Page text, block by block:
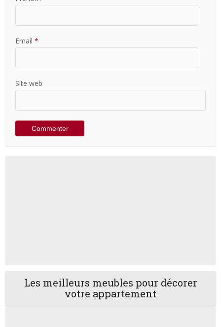
Email *
Site web
Les meilleurs meubles pour décorer
votre appartement